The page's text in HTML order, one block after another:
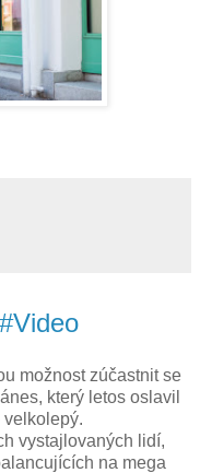
možnost zúčastnit se
který letos oslavil
velkolepý.
vystajlovaných lidí,
na mega